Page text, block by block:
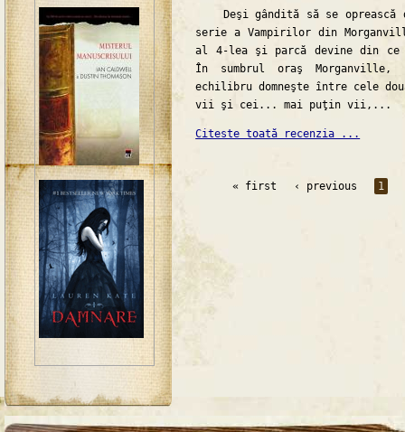
Deşi gândită să se oprească
serie a Vampirilor din
al 4-lea şi parcă devine din ce
În sumbrul oraş Morganville,
echilibru domneşte între cele
vii şi cei... mai puţin vii,...
Citeste toată recenzia ...
« first ‹ previous 1